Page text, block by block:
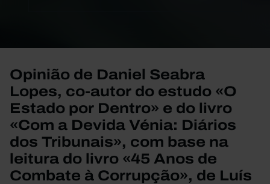
Opinião de Daniel Seabra
Lopes, co-autor do estudo «O
Estado por Dentro» e do livro
«Com a Devida Vénia: Diários
dos Tribunais», com base na
leitura do livro «45 Anos de
Combate à Corrupção», de Luís